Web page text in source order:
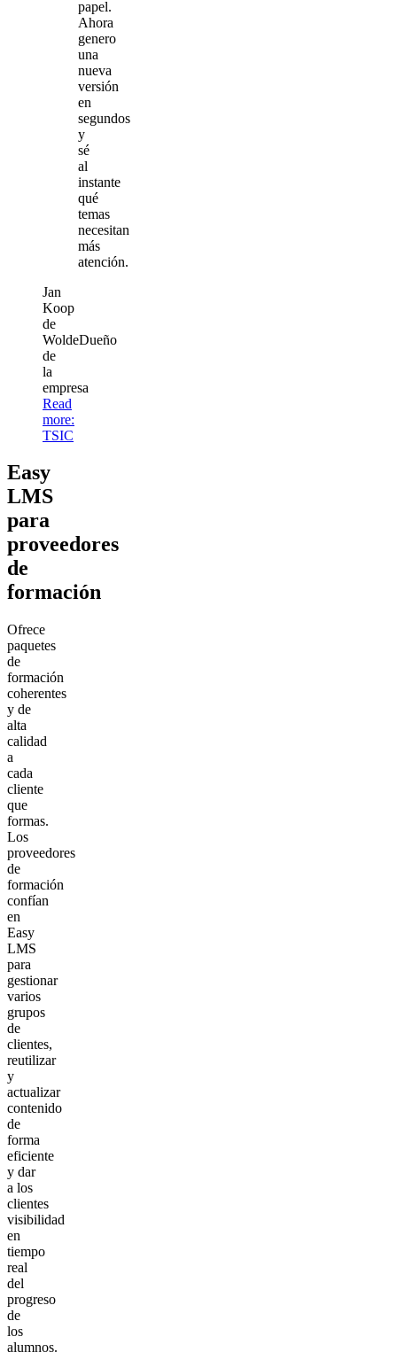
papel.
Ahora
genero
una
nueva
versión
en
segundos
y
sé
al
instante
qué
temas
necesitan
más
atención.
Jan
Koop
de
WoldeDueño
de
la
empresa
Read
more:
TSIC
Easy
LMS
para
proveedores
de
formación
Ofrece
paquetes
de
formación
coherentes
y de
alta
calidad
a
cada
cliente
que
formas.
Los
proveedores
de
formación
confían
en
Easy
LMS
para
gestionar
varios
grupos
de
clientes,
reutilizar
y
actualizar
contenido
de
forma
eficiente
y dar
a los
clientes
visibilidad
en
tiempo
real
del
progreso
de
los
alumnos.